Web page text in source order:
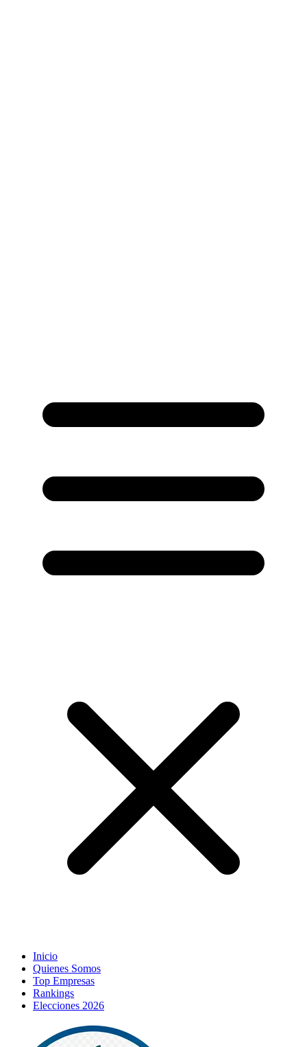
Inicio
Quienes Somos
Top Empresas
Rankings
Elecciones 2026